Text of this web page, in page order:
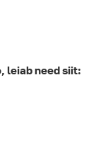
leiab need siit: